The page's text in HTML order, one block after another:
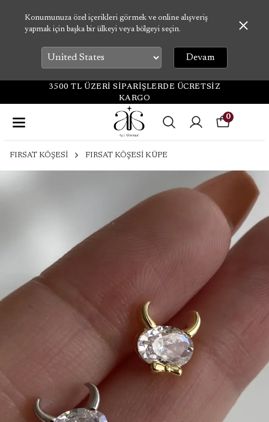
Konumunuza özel içerikleri görmek ve online alışveriş
yapmak için başka bir ülkeyi veya bölgeyi seçin.
Devam
3500 TL ÜZERİ SİPARİŞLERDE ÜCRETSİZ
KARGO
0
FIRSAT KÖŞESİ FIRSAT KÖŞESİ KÜPE